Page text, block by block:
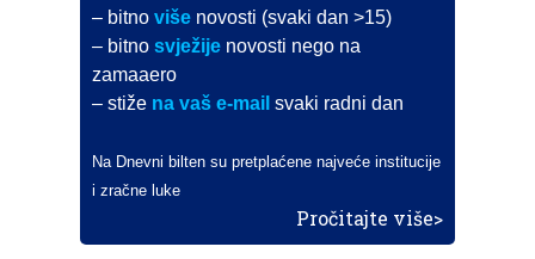
– bitnoviše novosti (svaki dan >15)
– bitnosvježije novosti nego na
zamaaero
– stiže na vaš e-mail svaki radni dan
Na Dnevni bilten su pretplaćene najveće institucije
i zračne luke
Pročitajte više>